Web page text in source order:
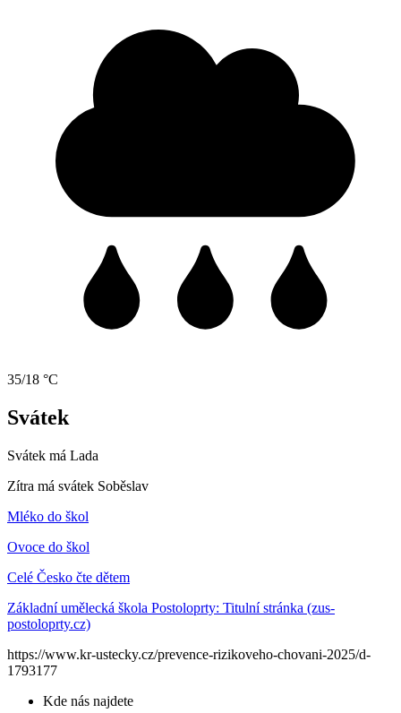
35/18 °C
Svátek
Svátek má Lada
Zítra má svátek Soběslav
Mléko do škol
Ovoce do škol
Celé Česko čte dětem
Základní umělecká škola Postoloprty: Titulní stránka (zus-
postoloprty.cz)
https://www.kr-ustecky.cz/prevence-rizikoveho-chovani-2025/d-
1793177
Kde nás najdete